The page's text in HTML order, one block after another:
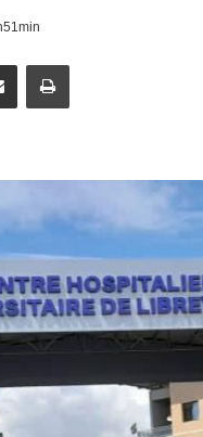
Partager par email Imprimer